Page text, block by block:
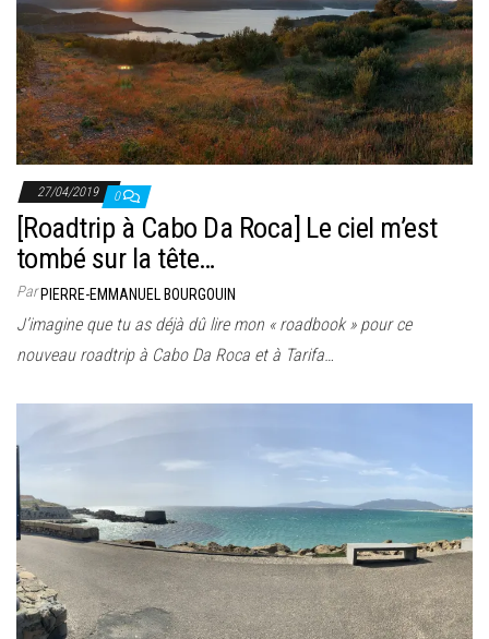
27/04/2019 0
[Roadtrip à Cabo Da Roca] Le ciel m’est
tombé sur la tête…
ParPIERRE-EMMANUEL BOURGOUIN
J’imagine que tu as déjà dû lire mon « roadbook » pour ce
nouveau roadtrip à Cabo Da Roca et à Tarifa…